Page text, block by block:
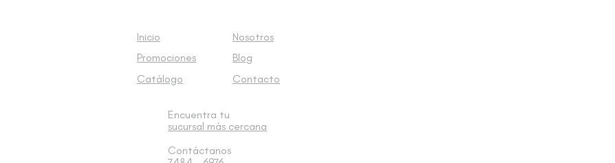
Inicio
Nosotros
Promociones
Blog
Catálogo
Contacto
Encuentra tu
sucursal más cercana
Contáctanos